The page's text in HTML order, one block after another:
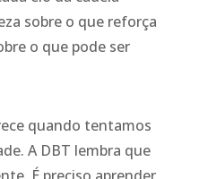
sobre o que reforça
o que pode ser
quando tentamos
A DBT lembra que